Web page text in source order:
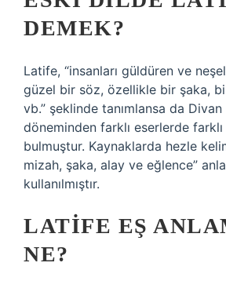
DEMEK?
Latife, “insanları güldüren ve
güzel bir söz, özellikle bir şaka,
vb.” şeklinde tanımlansa da Divan
döneminden farklı eserlerde farklı
bulmuştur. Kaynaklarda hezle
mizah, şaka, alay ve eğlence”
kullanılmıştır.
LATIFE EŞ
NE?